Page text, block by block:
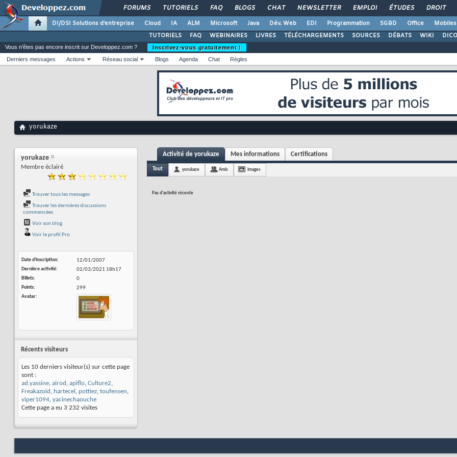
FORUMS TUTORIELS FAQ BLOGS CHAT NEWSLETTER EMPLOI ÉTUDES DROIT
DI/DSI Solutions d'entreprise Cloud IA ALM Microsoft Java Dév. Web EDI Programmation SGBD Office Mobiles
TUTORIELS
FAQ WEBINAIRES LIVRES TÉLÉCHARGEMENTS SOURCES DÉBATS WIKI DICO
Vous n'êtes pas encore inscrit sur Developpez.com ?
Inscrivez-vous gratuitement !
Derniers messages
Actions Réseau social Blogs Agenda Chat Règles
yorukaze
yorukaze
Membre éclairé
Trouver tous les messages
Trouver les dernières discussions
commencées
Voir son blog
Voir le profil Pro
Date d'inscription
12/01/2007
Dernière activité
02/03/2021 18h17
Billets
0
Points
299
Avatar
Récents visiteurs
Les 10 derniers visiteur(s) sur cette page
sont :
ad.yassine, airod , apiflo, Culture2,
Freakazoid , hartecel , pottiez, toufensen,
viper1094, yacinechaouche
Cette page a eu 3 232 visites
Activité de yorukaze Mes informations Certifications
Tout yorukaze Amis Images
Pas d'activité récente